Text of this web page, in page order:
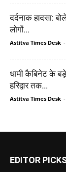
दर्दनाक हादसा:
लोगों...
Astitva Times Desk -
धामी कैबिनेट के
हरिद्वार तक...
Astitva Times Desk -
EDITOR